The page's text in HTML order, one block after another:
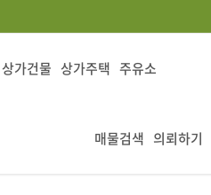
상가건물 상가주택 주유소
매물검색 의뢰하기